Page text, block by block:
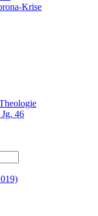
Krise
46